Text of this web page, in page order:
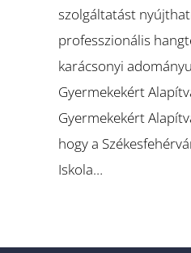
szolgáltatást
professzionális
karácsonyi
Gyermekekért
Gyermekekért
hogy a
Iskola…